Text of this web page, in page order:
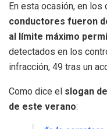
En esta ocasión, en
conductores fueron
al límite máximo
detectados en los
infracción, 49 tras un
Como dice el slogan
de este verano: